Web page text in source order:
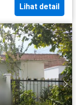
Lihat detail